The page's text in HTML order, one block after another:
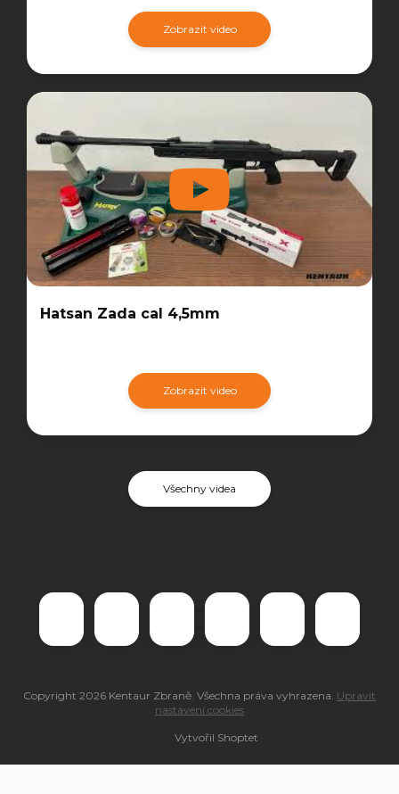
Zobrazit video
Hatsan Zada cal 4,5mm
Zobrazit video
Všechny videa
Vytvořil Shoptet
Copyright 2026 Kentaur Zbraně . Všechna práva vyhrazena. Upravit
nastavení cookies